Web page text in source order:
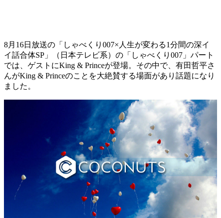
8月16日放送の「しゃべくり007×人生が変わる1分間の深イ
イ話合体SP」（日本テレビ系）の「しゃべくり007」パート
では、ゲストにKing & Princeが登場。その中で、有田哲平さ
んがKing & Princeのことを大絶賛する場面があり話題になり
ました。